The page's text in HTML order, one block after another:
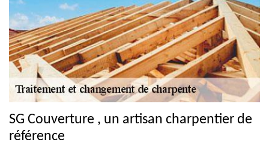
SG Couverture , un artisan charpentier de
référence